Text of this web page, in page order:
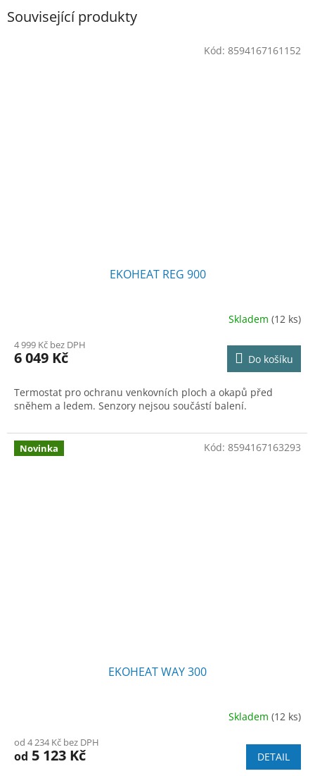
Související produkty
EKOHEAT REG 900
produktu
je
z
5
Skladem(12 ks)
4 999 Kč bez DPH
6 049 Kč Do košíku
Termostat pro ochranu venkovních ploch a okapů před
sněhem a ledem. Senzory nejsou součástí balení.
Kód: 8594167161152
Novinka
EKOHEAT WAY 300
produktu
je
Skladem(12 ks)
od 4 234 Kč bez DPH
od 5 123 Kč DETAIL
Kód: 8594167163293